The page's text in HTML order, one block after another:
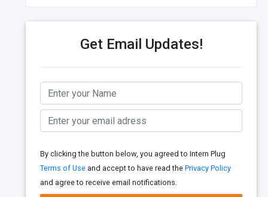
Get Email Updates!
By clicking the button below, you agreed to Intern Plug
Terms of Use and accept to have read the Privacy Policy
and agree to receive email notifications.